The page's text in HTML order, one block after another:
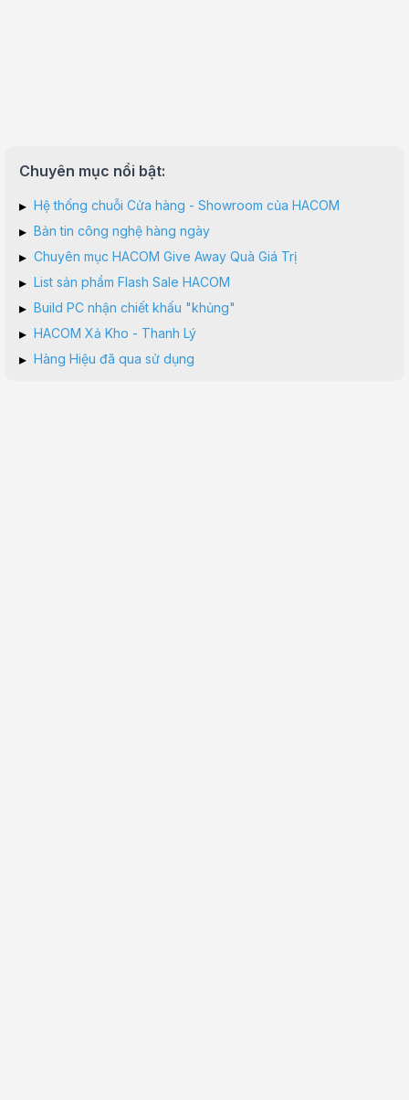
Chuyên mục nổi bật:
▸ Hệ thống chuỗi Cửa hàng - Showroom của HACOM
▸ Bản tin công nghệ hàng ngày
▸ Chuyên mục HACOM Give Away Quà Giá Trị
▸ List sản phẩm Flash Sale HACOM
▸ Build PC nhận chiết khấu "khủng"
▸ HACOM Xả Kho - Thanh Lý
▸ Hàng Hiệu đã qua sử dụng